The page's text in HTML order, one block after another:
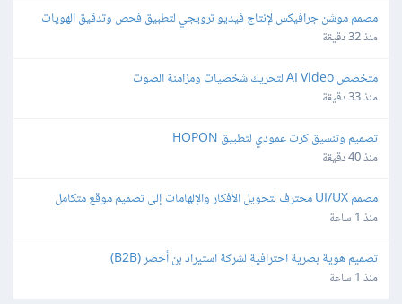
مصمم موشن جرافيكس لإنتاج فيديو ترويجي لتطبيق فحص وتدقيق الهويات
منذ 32 دقيقة
متخصص AI Video لتحريك شخصيات ومزامنة الصوت
منذ 33 دقيقة
تصميم وتنسيق كرت عمودي لتطبيق HOPON
منذ 40 دقيقة
مصمم UI/UX محترف لتحويل الأفكار والإلهامات إلى تصميم موقع متكامل
منذ 1 ساعة
تصميم هوية بصرية احترافية لشركة استيراد بن أخضر (B2B)
منذ 1 ساعة